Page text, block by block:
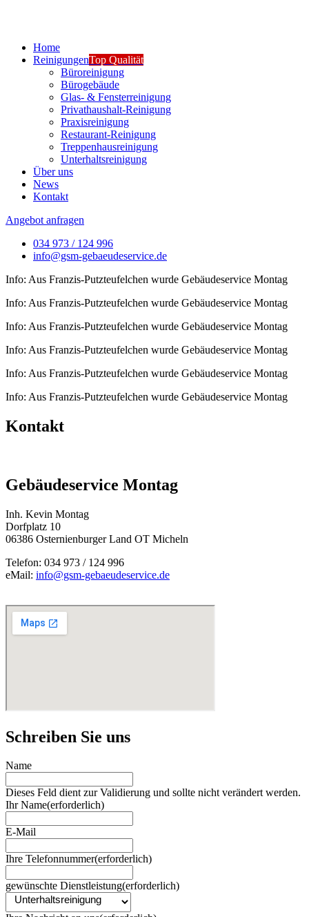
Home
ReinigungenTop Qualität
Büroreinigung
Bürogebäude
Glas- & Fensterreinigung
Privathaushalt-Reinigung
Praxisreinigung
Restaurant-Reinigung
Treppenhausreinigung
Unterhaltsreinigung
Über uns
News
Kontakt
Angebot anfragen
034 973 / 124 996
info@gsm-gebaeudeservice.de
Info: Aus Franzis-Putzteufelchen wurde Gebäudeservice Montag
Info: Aus Franzis-Putzteufelchen wurde Gebäudeservice Montag
Info: Aus Franzis-Putzteufelchen wurde Gebäudeservice Montag
Info: Aus Franzis-Putzteufelchen wurde Gebäudeservice Montag
Info: Aus Franzis-Putzteufelchen wurde Gebäudeservice Montag
Info: Aus Franzis-Putzteufelchen wurde Gebäudeservice Montag
Kontakt
Gebäudeservice Montag
Inh. Kevin Montag
Dorfplatz 10
06386 Osternienburger Land OT Micheln
Telefon: 034 973 / 124 996
eMail: info@gsm-gebaeudeservice.de
Schreiben Sie uns
Name
Dieses Feld dient zur Validierung und sollte nicht verändert werden.
Ihr Name(erforderlich)
E-Mail
Ihre Telefonnummer(erforderlich)
gewünschte Dienstleistung(erforderlich)